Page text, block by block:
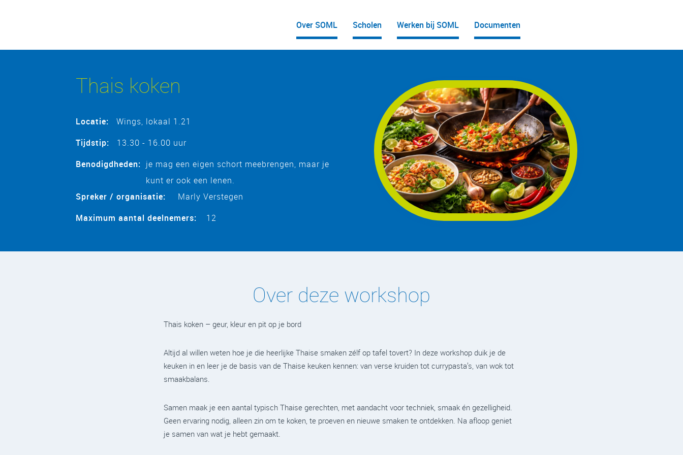
Over SOML Scholen Werken bij SOML Documenten
Thais koken
Locatie:
Wings, lokaal 1.21
Tijdstip:
13.30 - 16.00 uur
Benodigdheden: je mag een eigen schort meebrengen, maar je
kunt er ook een lenen.
Spreker / organisatie:
Marly Verstegen
Maximum aantal deelnemers:
12
Over deze workshop
Thais koken – geur, kleur en pit op je bord
Altijd al willen weten hoe je die heerlijke Thaise smaken zélf op tafel tovert? In deze workshop duik je de
keuken in en leer je de basis van de Thaise keuken kennen: van verse kruiden tot currypasta’s, van wok tot
smaakbalans.
Samen maak je een aantal typisch Thaise gerechten, met aandacht voor techniek, smaak én gezelligheid.
Geen ervaring nodig, alleen zin om te koken, te proeven en nieuwe smaken te ontdekken. Na afloop geniet
je samen van wat je hebt gemaakt.